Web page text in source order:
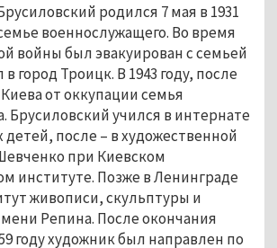
родился 7 мая в 1931
военнослужащего. Во время
войны был эвакуирован с семьей
город Троицк. В 1943 году, после
от оккупации семья
Брусиловский учился в интернате
после – в художественной
при Киевском
институте. Позже в Ленинграде
живописи, скульптуры и
Репина. После окончания
году художник был направлен по